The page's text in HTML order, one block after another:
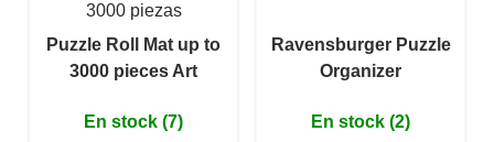
3000 piezas
Puzzle Roll Mat up to
3000 pieces Art
En stock (7)
Ravensburger Puzzle
Organizer
En stock (2)